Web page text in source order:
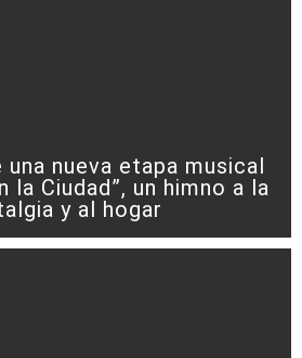
nueva etapa musical
la Ciudad”, un himno a la
y al hogar